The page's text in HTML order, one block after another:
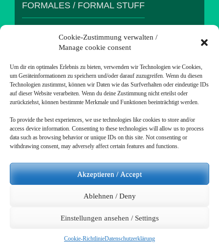
Cookie-Zustimmung verwalten /
Manage cookie consent
Um dir ein optimales Erlebnis zu bieten, verwenden wir Technologien wie Cookies,
um Geräteinformationen zu speichern und/oder darauf zuzugreifen. Wenn du diesen
Technologien zustimmst, können wir Daten wie das Surfverhalten oder eindeutige IDs
auf dieser Website verarbeiten. Wenn du deine Zustimmung nicht erteilst oder
zurückziehst, können bestimmte Merkmale und Funktionen beeinträchtigt werden.
To provide the best experiences, we use technologies like cookies to store and/or
access device information. Consenting to these technologies will allow us to process
data such as browsing behavior or unique IDs on this site. Not consenting or
withdrawing consent, may adversely affect certain features and functions.
Akzeptieren / Accept
Ablehnen / Deny
Einstellungen ansehen / Settings
Cookie-RichtlinieDatenschutzerklärung
FORMALES / FORMAL STUFF
Impressum
ANDERES / OTHER STUFF
Startseite
Raus in die Natur (->zum Blog meiner Frau).
Besucht mich auf Github
Inkhive Web Design.© 2026 Wolles Elektronikkiste. All
Rights Reserved.
Mehrsprachiges WordPressmit WPML